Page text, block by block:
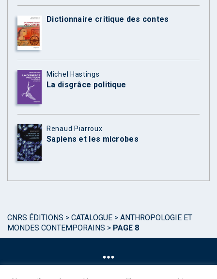
Dictionnaire critique des contes
Michel Hastings
La disgrâce politique
Renaud Piarroux
Sapiens et les microbes
CNRS ÉDITIONS > CATALOGUE > ANTHROPOLOGIE ET
MONDES CONTEMPORAINS > PAGE 8